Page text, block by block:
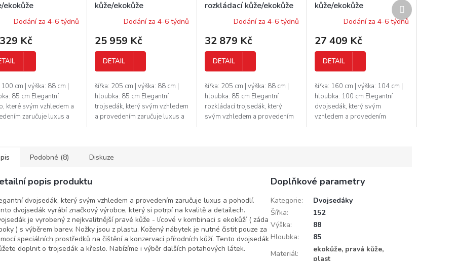
A
ekokůže
Dodání za 4-6 týdnů
Kč
100 cm | výška: 88 cm |
85 cm Elegantní
které svým vzhledem a
zaručuje luxus a
A
kůže/ekokůže
Dodání za 4-6 týdnů
25 959 Kč
DETAIL
šířka: 205 cm | výška: 88 cm |
hloubka: 85 cm Elegantní
trojsedák, který svým vzhledem
a provedením zaručuje luxus a
M
A
rozkládací kůže/ekokůže
Dodání za 4-6 týdnů
32 879 Kč
DETAIL
šířka: 205 cm | výška: 88 cm |
hloubka: 85 cm Elegantní
rozkládací trojsedák, který
svým vzhledem a provedením
M
A
kůže/ekokůže
Dodání za 4-6 týdnů
27 409 Kč
DETAIL
šířka: 160 cm | výška: 104 cm |
hloubka: 100 cm Elegantní
dvojsedák, který svým
vzhledem a provedením
Další
produkt
Podobné (8) Diskuze
popis produktu
dvojsedák, který svým vzhledem a provedením zaručuje luxus a pohodlí.
dvojsedák vyrábí značkový výrobce, který si potrpí na kvalitě a detailech.
je vyrobený z nejkvalitnější pravé kůže - lícové v kombinaci s ekokůží ( záda
) s výběrem barev. Nožky jsou z plastu. Kožený nábytek je nutné čistit pouze za
speciálních prostředků na čištění a konzervaci přírodních kůží. Tento dvojsedák
doplnit o trojsedák a křeslo. Nabízíme i výběr dalších potahových látek.
Doplňkové parametry
Kategorie:
Dvojsedáky
Šířka:
152
Výška:
88
Hloubka:
85
Materiál:
ekokůže, pravá kůže,
plast